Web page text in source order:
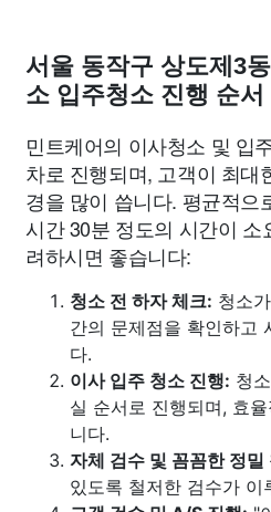
서울 동작구 상도제3
소 입주청소 진행 순서
민트케어의 이사청소 및 입
차로 진행되며, 고객이 최대
경을 많이 씁니다. 평균적으
시간 30분 정도의 시간이 소
려하시면 좋습니다:
청소 전 하자 체크: 청소
간의 문제점을 확인하고
다.
이사 입주 청소 진행: 청
실 순서로 진행되며, 효
니다.
자체 검수 및 꼼꼼한 정밀
있도록 철저한 검수가 이